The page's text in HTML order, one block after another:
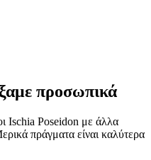
προσωπικά
Ischia Poseidon με άλλα
πράγματα είναι καλύτερα